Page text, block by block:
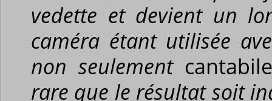
vedette et devient un
caméra étant utilisée
non seulement cantabile
rare que le résultat soit